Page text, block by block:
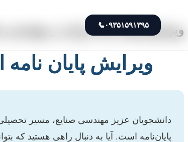
۰۹۳۵۱۵۹۱۳۹۵📞
ویرایش پایان نامه ارزان در مهندسی
ویرایش پایان
دانشجویان عزیز مهندسی صنایع، مسیر
پایان‌نامه است. آیا به دنبال راهی هستید که